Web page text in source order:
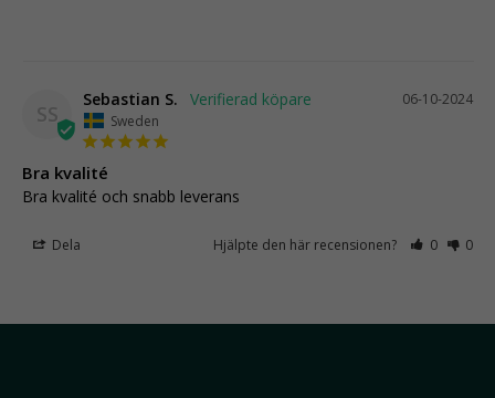
SS
06-10-2024
Sebastian S.
Sweden
Bra kvalité
Bra kvalité och snabb leverans
Dela Hjälpte den här recensionen? 0 0